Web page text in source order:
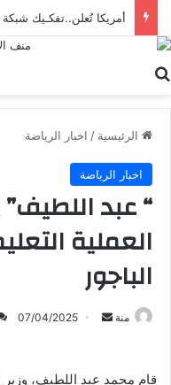
الرئيسية / اخبار الرياضة
اخبار الرياضة
“ عبد
العملية
الباجور
منة
أرسل 07/04/2025
قام محمد عبد اللطيف، وزير